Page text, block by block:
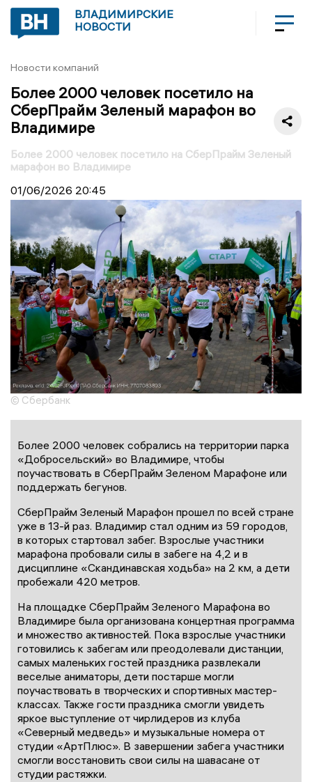
ВЛАДИМИРСКИЕ
НОВОСТИ
Новости компаний
Более 2000 человек посетило на
СберПрайм Зеленый марафон во
Владимире
Более 2000 человек посетило на СберПрайм Зеленый
марафон во Владимире
01/06/2026 20:45
© Сбербанк
Более 2000 человек собрались на территории парка
«Добросельский» во Владимире, чтобы
поучаствовать в СберПрайм Зеленом Марафоне или
поддержать бегунов.
СберПрайм Зеленый Марафон прошел по всей стране
уже в 13-й раз. Владимир стал одним из 59 городов,
в которых стартовал забег. Взрослые участники
марафона пробовали силы в забеге на 4,2 и в
дисциплине «Скандинавская ходьба» на 2 км, а дети
пробежали 420 метров.
На площадке СберПрайм Зеленого Марафона во
Владимире была организована концертная программа
и множество активностей. Пока взрослые участники
готовились к забегам или преодолевали дистанции,
самых маленьких гостей праздника развлекали
веселые аниматоры, дети постарше могли
поучаствовать в творческих и спортивных мастер-
классах. Также гости праздника смогли увидеть
яркое выступление от чирлидеров из клуба
«Северный медведь» и музыкальные номера от
студии «АртПлюс». В завершении забега участники
смогли восстановить свои силы на шавасане от
студии растяжки.